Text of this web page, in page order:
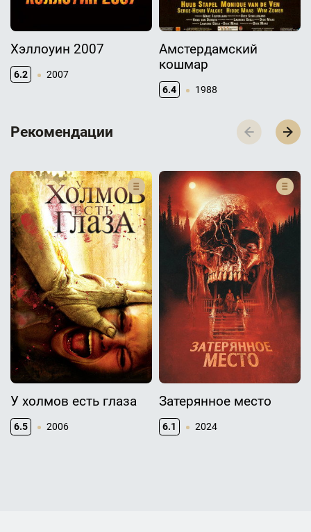
Хэллоуин 2007
6.2 2007
Амстердамский
кошмар
6.4 1988
Р­­­е­­­к­­­о­­­м­­­е­­­н­­­д­­­а­­­ц­­­и­­­и
У холмов есть глаза
6.5 2006
Затерянное место
6.1 2024